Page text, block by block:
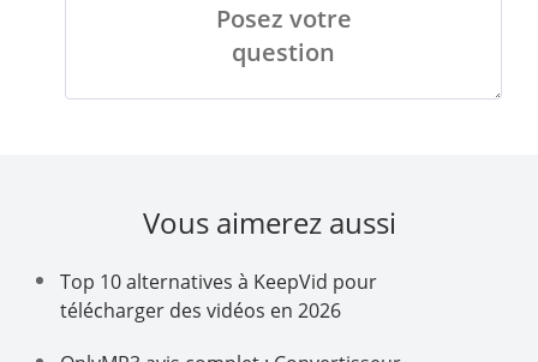
Posez votre
question
Vous aimerez aussi
Top 10 alternatives à KeepVid pour
télécharger des vidéos en 2026